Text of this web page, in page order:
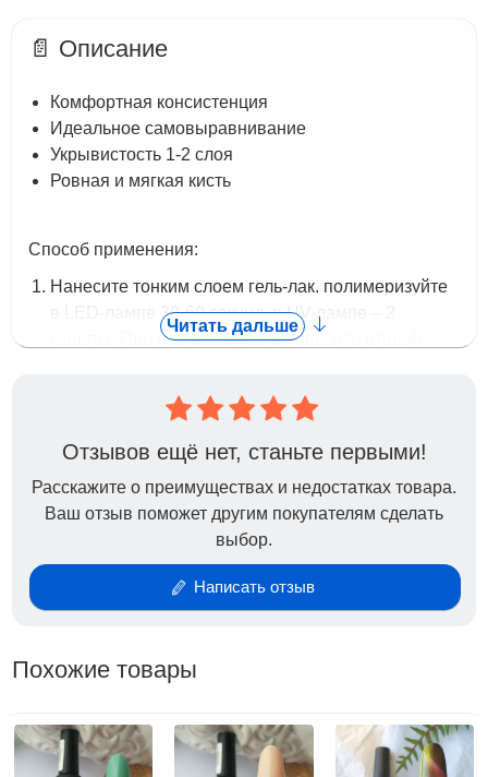
📄 Описание
Комфортная консистенция
Идеальное самовыравнивание
Укрывистость 1-2 слоя
Ровная и мягкая кисть
Способ применения:
Нанесите тонким слоем гель-лак, полимеризуйте
в LED-лампе 30-60 секунд, в UV-лампе – 2
минуты. При необходимости нанесите второй
Нанесите топ, полимеризуйте в LED-лампе 30
секунд, в UV-лампе – 2 минуты.
Если топ с липким слоем, удалите дисперсию.
Объём: 8мл
гидроксиэтилметакрилат, триэтиленгликоль
триметилбензол)- фенилфосфиноксид, пигмент
Читать дальше
Отзывов ещё нет, станьте первыми!
Расскажите о преимуществах и недостатках товара.
Ваш отзыв поможет другим покупателям сделать
выбор.
Написать отзыв
Похожие товары